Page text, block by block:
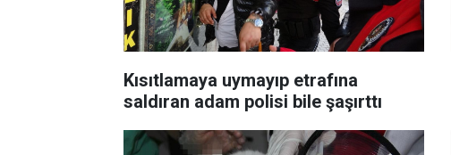
Kısıtlamaya uymayıp etrafına
saldıran adam polisi bile şaşırttı